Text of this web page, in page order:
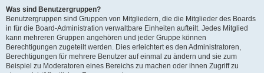
Was sind Benutzergruppen?
Benutzergruppen sind Gruppen von Mitgliedern, die die Mitglieder des Boards
in für die Board-Administration verwaltbare Einheiten aufteilt. Jedes Mitglied
kann mehreren Gruppen angehören und jeder Gruppe können
Berechtigungen zugeteilt werden. Dies erleichtert es den Administratoren,
Berechtigungen für mehrere Benutzer auf einmal zu ändern und sie zum
Beispiel zu Moderatoren eines Bereichs zu machen oder ihnen Zugriff zu